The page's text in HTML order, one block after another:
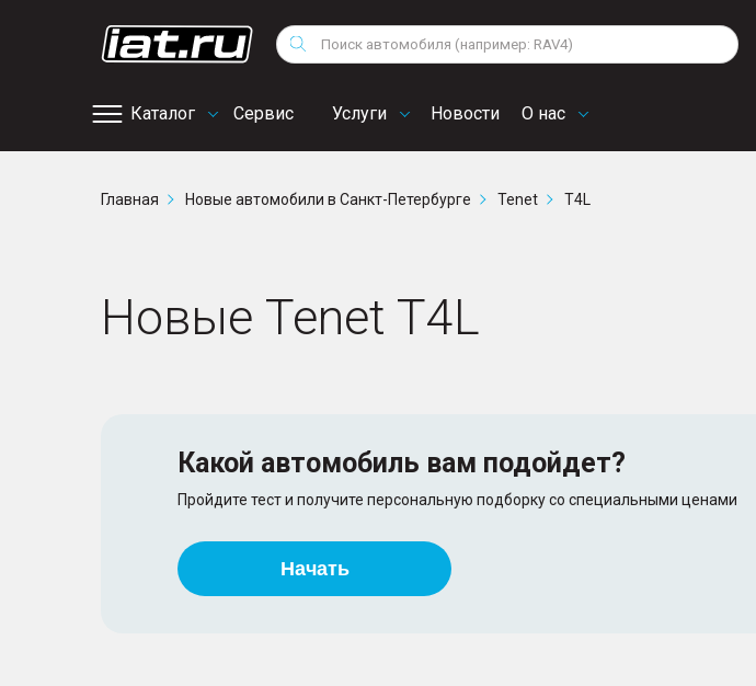
Поиск
Каталог Сервис
сервис
Услуги Новости О нас
Снегоходы
Квадроциклы
Volkswagen
Mitsubishi
Audi
Chevrolet
Главная Новые автомобили в Санкт-Петербурге Tenet T4L
Новые Tenet T4L
Какой автомобиль вам подойдет?
Пройдите тест и получите персональную подборку со специальными ценами
Начать